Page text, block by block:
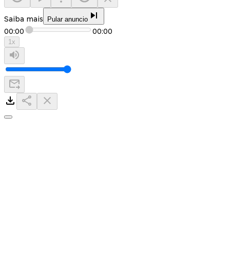
Saiba mais Pular anuncio
00:00 00:00
1x